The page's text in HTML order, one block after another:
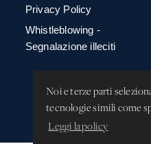
Noi e terze parti
tecnologie simili come
Leggi la policy
Privacy Policy
Whistleblowing -
Segnalazione illeciti